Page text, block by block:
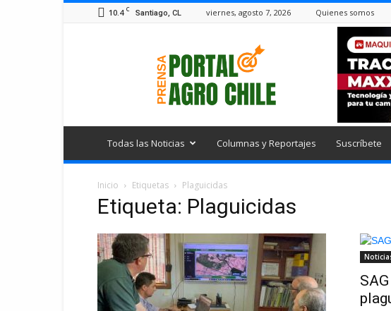
10.4 C Santiago, CL viernes, agosto 7, 2026 Quienes somos
Todas las Noticias Columnas y Reportajes Suscríbete
Inicio Etiquetas Plaguicidas
Etiqueta: Plaguicidas